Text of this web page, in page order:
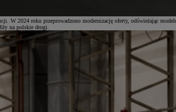
W 2024 roku przeprowadzono modernizację oferty, odświeżając
na polskie drogi.